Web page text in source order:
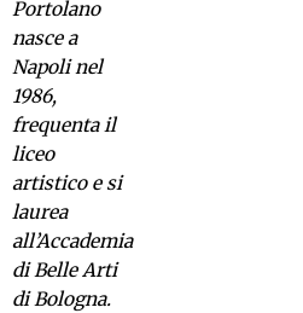
Portolano
nasce a
Napoli nel
1986,
frequenta il
liceo
artistico e si
laurea
all’Accademia
di Belle Arti
di Bologna.